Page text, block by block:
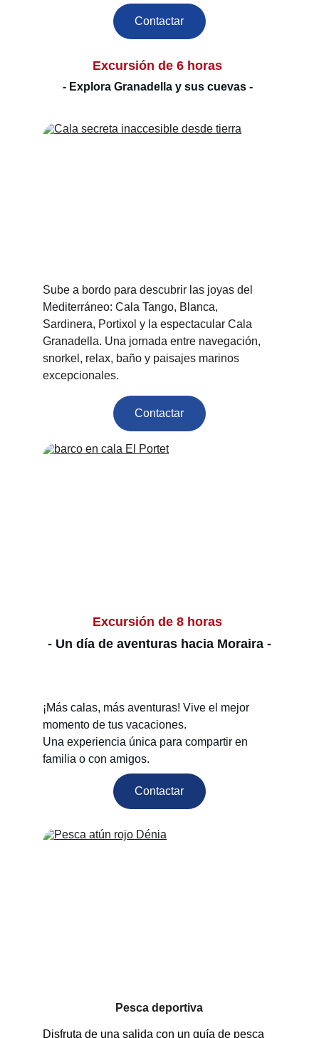
Sube a bordo para descubrir las joyas del
Mediterráneo: Cala Tango, Blanca,
Sardinera, Portixol y la espectacular Cala
Granadella. Una jornada entre navegación,
snorkel, relax, baño y paisajes marinos
excepcionales.
¡Más calas, más aventuras! Vive el mejor
momento de tus vacaciones.
Una experiencia única para compartir en
familia o con amigos.
Excursión de 8 horas
- Un día de aventuras hacia Moraira -
Excursión de 6 horas
- Explora Granadella y sus cuevas -
Contactar
Contactar
Contactar
Pesca deportiva
Disfruta de una salida con un guía de pesca